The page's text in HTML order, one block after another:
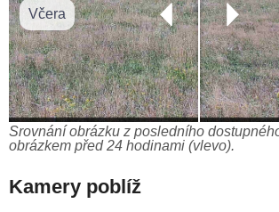
Včera
Srovnání obrázku z posledního
obrázkem před 24 hodinami (vlevo).
Kamery poblíž